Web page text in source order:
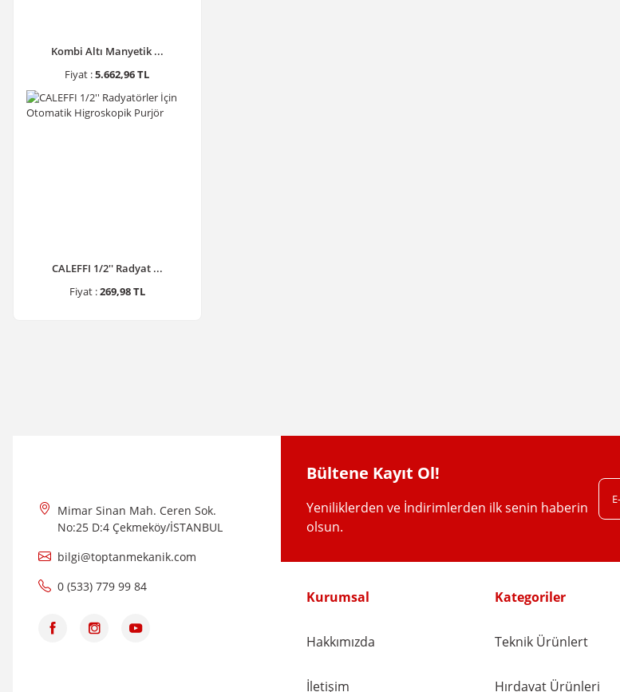
Kombi Altı Manyetik ...
Fiyat :5.662,96 TL
CALEFFI 1/2'' Radyat ...
Fiyat :269,98 TL
Mimar Sinan Mah. Ceren Sok.
No:25 D:4 Çekmeköy/İSTANBUL
bilgi@toptanmekanik.com
0 (533) 779 99 84
Bültene Kayıt Ol!
Yeniliklerden ve İndirimlerden ilk senin haberin
olsun.
Kurumsal
Hakkımızda
İletişim
Kategoriler
Teknik Ürünlert
Hırdavat Ürünleri